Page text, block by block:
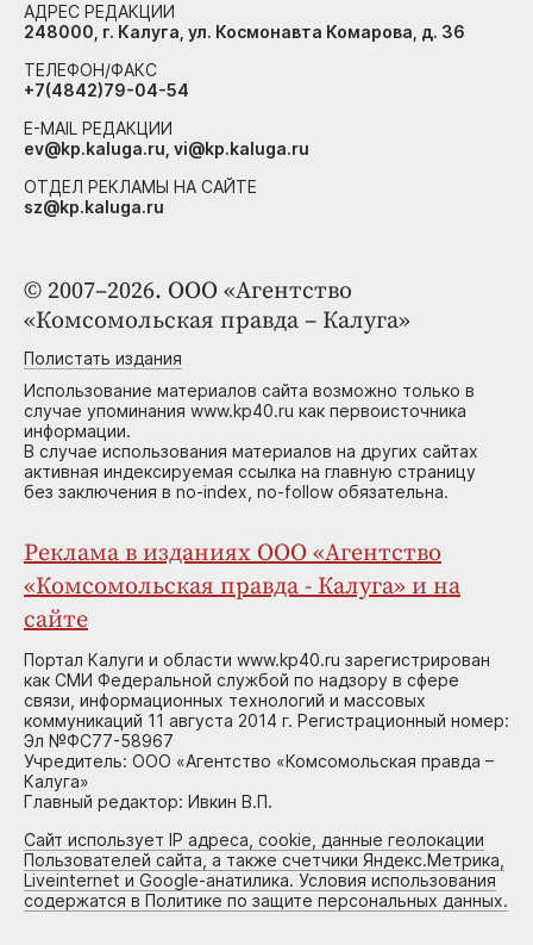
© 2007–2026. ООО «Агентство
«Комсомольская правда – Калуга»
Полистать издания
Использование материалов сайта возможно только в
случае упоминания www.kp40.ru как первоисточника
информации.
В случае использования материалов на других сайтах
активная индексируемая ссылка на главную страницу
без заключения в no-index, no-follow обязательна.
Реклама в изданиях ООО «Агентство
«Комсомольская правда - Калуга» и на
сайте
Портал Калуги и области www.kp40.ru зарегистрирован
как СМИ Федеральной службой по надзору в сфере
связи, информационных технологий и массовых
коммуникаций 11 августа 2014 г. Регистрационный номер:
Эл №ФС77-58967
Учредитель: ООО «Агентство «Комсомольская правда –
Калуга»
Главный редактор: Ивкин В.П.
Сайт использует IP адреса, cookie, данные геолокации
Пользователей сайта, а также счетчики Яндекс.Метрика,
Liveinternet и Google-анатилика. Условия использования
содержатся в Политике по защите персональных данных.
АДРЕС РЕДАКЦИИ
248000, г. Калуга, ул. Космонавта Комарова, д. 36
ТЕЛЕФОН/ФАКС
+7(4842)79-04-54
E-MAIL РЕДАКЦИИ
ev@kp.kaluga.ru, vi@kp.kaluga.ru
ОТДЕЛ РЕКЛАМЫ НА САЙТЕ
sz@kp.kaluga.ru